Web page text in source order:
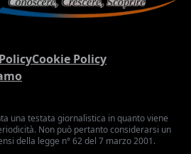
Cookie Policy
una testata giornalistica in quanto viene
Non può pertanto considerarsi un
della legge n° 62 del 7 marzo 2001.